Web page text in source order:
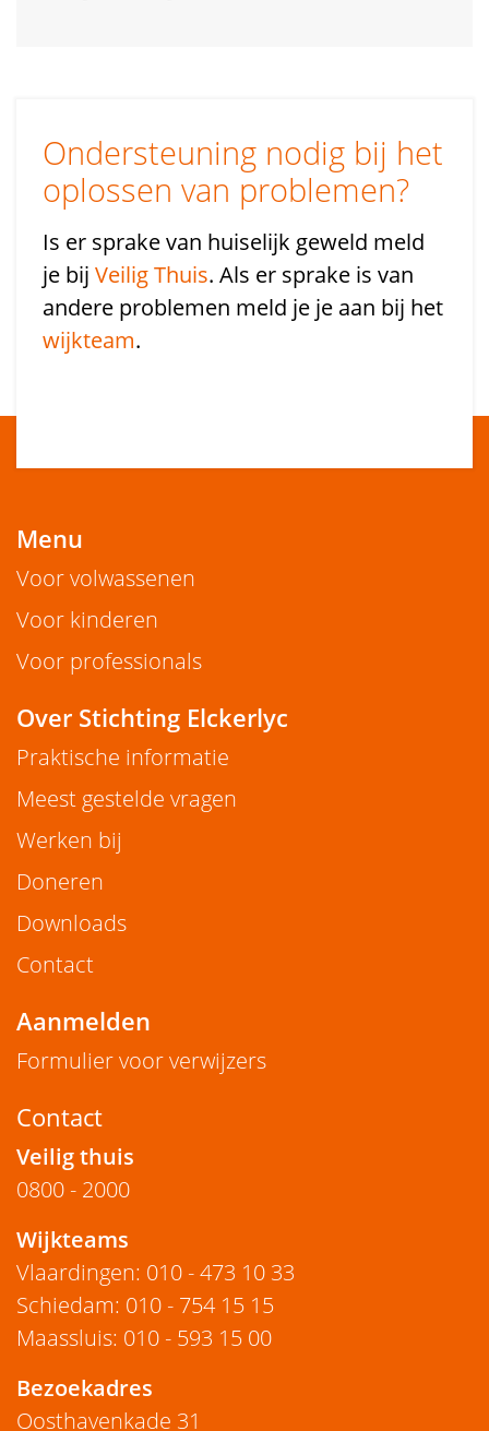
Ondersteuning nodig bij het
oplossen van problemen?
Is er sprake van huiselijk geweld meld
je bij Veilig Thuis. Als er sprake is van
andere problemen meld je je aan bij het
wijkteam.
Menu
Voor volwassenen
Voor kinderen
Voor professionals
Over Stichting Elckerlyc
Praktische informatie
Meest gestelde vragen
Werken bij
Doneren
Downloads
Contact
Aanmelden
Formulier voor verwijzers
Contact
Veilig thuis
0800 - 2000
Wijkteams
Vlaardingen: 010 - 473 10 33
Schiedam: 010 - 754 15 15
Maassluis: 010 - 593 15 00
Bezoekadres
Oosthavenkade 31